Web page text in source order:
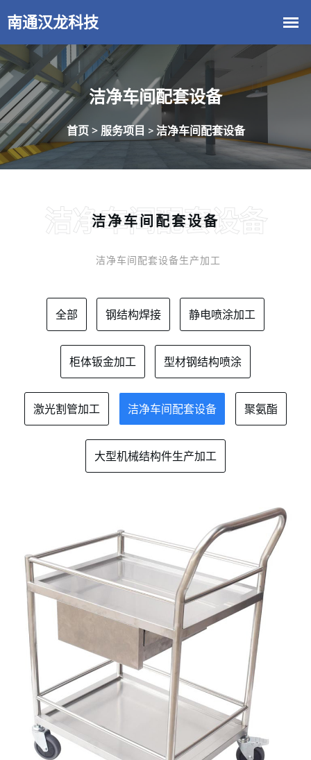
洁净车间配套设备
首页 > 服务项目 > 洁净车间配套设备
洁净车间配套设备
洁净车间配套设备生产加工
洁净车间配套设备
全部 钢结构焊接 静电喷涂加工
柜体钣金加工 型材钢结构喷涂
激光割管加工 洁净车间配套设备 聚氨酯
大型机械结构件生产加工